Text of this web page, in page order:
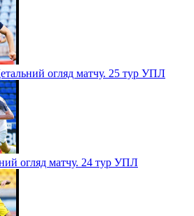
огляд матчу. 25 тур УПЛ
огляд матчу. 24 тур УПЛ